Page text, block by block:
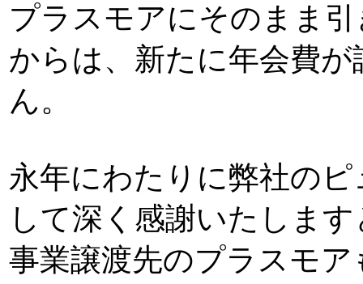
プラスモアにそのまま
からは、新たに年会費
ん。
永年にわたりに弊社の
して深く感謝いたしま
事業譲渡先のプラスモ